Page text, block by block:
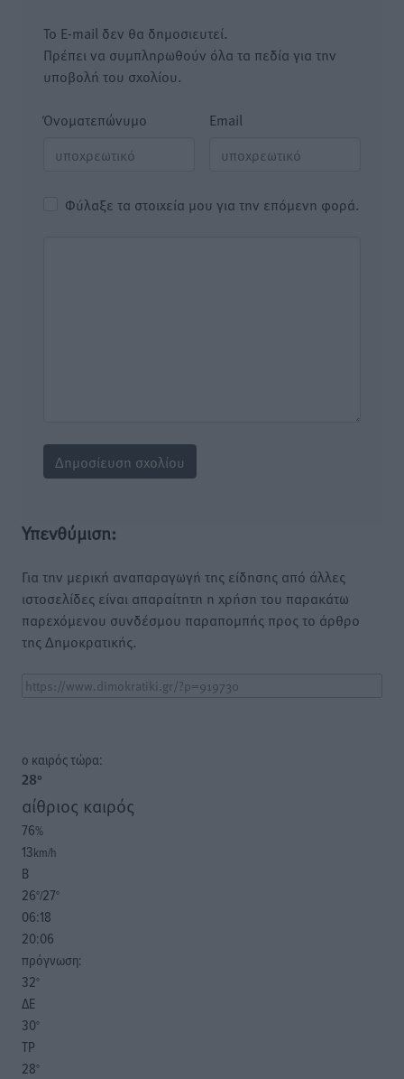
Το E-mail δεν θα δημοσιευτεί.
Πρέπει να συμπληρωθούν όλα τα πεδία για την
υποβολή του σχολίου.
Όνοματεπώνυμο Email
Φύλαξε τα στοιχεία μου για την επόμενη φορά.
Υπενθύμιση:
Για την μερική αναπαραγωγή της είδησης από άλλες
ιστοσελίδες είναι απαραίτητη η χρήση του παρακάτω
παρεχόμενου συνδέσμου παραπομπής προς το άρθρο
της Δημοκρατικής.
o καιρός τώρα:
28°
αίθριος καιρός
76%
13km/h
Β
26°/27°
06:18
20:06
πρόγνωση:
32°
ΔΕ
30°
ΤΡ
28°